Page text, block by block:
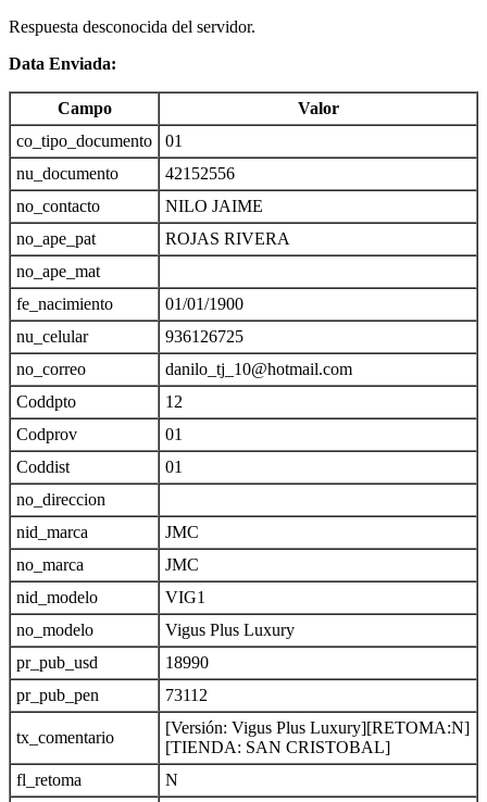
Respuesta desconocida del servidor.
Data Enviada:
Campo
Valor
co_tipo_documento
01
nu_documento
42152556
no_contacto
NILO JAIME
no_ape_pat
ROJAS RIVERA
no_ape_mat
fe_nacimiento
01/01/1900
nu_celular
936126725
no_correo
danilo_tj_10@hotmail.com
Coddpto
12
Codprov
01
Coddist
01
no_direccion
nid_marca
JMC
no_marca
JMC
nid_modelo
VIG1
no_modelo
Vigus Plus Luxury
pr_pub_usd
18990
pr_pub_pen
73112
tx_comentario
[Versión: Vigus Plus Luxury][RETOMA:N]
[TIENDA: SAN CRISTOBAL]
fl_retoma
N